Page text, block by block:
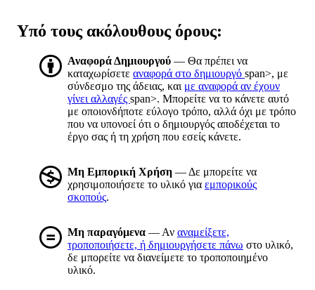
Υπό τους ακόλουθους όρους:
Αναφορά Δημιουργού — Θα πρέπει να
καταχωρίσετε αναφορά στο δημιουργό span>, με
σύνδεσμο της άδειας, και με αναφορά αν έχουν
γίνει αλλαγές span>. Μπορείτε να το κάνετε αυτό
με οποιονδήποτε εύλογο τρόπο, αλλά όχι με τρόπο
που να υπονοεί ότι ο δημιουργός αποδέχεται το
έργο σας ή τη χρήση που εσείς κάνετε.
Μη Εμπορική Χρήση — Δε μπορείτε να
χρησιμοποιήσετε το υλικό για εμπορικούς
σκοπούς.
Μη παραγόμενα — Αν αναμείξετε,
τροποποιήσετε, ή δημιουργήσετε πάνω στο υλικό,
δε μπορείτε να διανείμετε το τροποποιημένο
υλικό.